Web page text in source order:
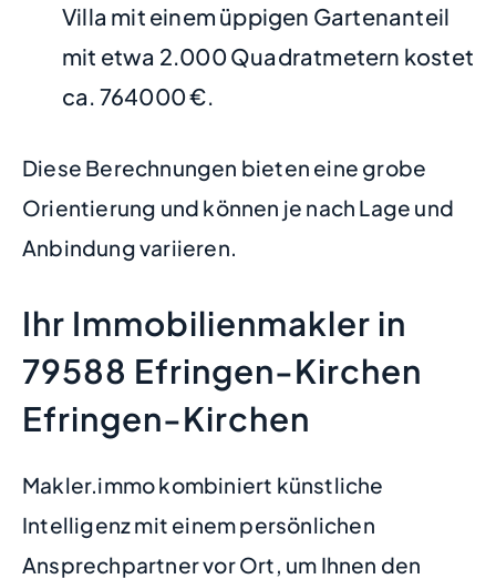
Villa mit einem üppigen Gartenanteil
mit etwa 2.000 Quadratmetern kostet
ca. 764000 €.
Diese Berechnungen bieten eine grobe
Orientierung und können je nach Lage und
Anbindung variieren.
Ihr Immobilienmakler in
79588 Efringen-Kirchen
Efringen-Kirchen
Makler.immo kombiniert künstliche
Intelligenz mit einem persönlichen
Ansprechpartner vor Ort, um Ihnen den